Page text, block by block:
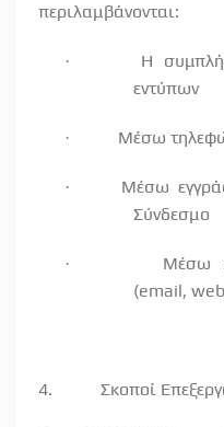
περιλαμβάνονται:
· Η
εντύπων
· Μέσω
· Μέσω
Σύνδεσμο
· Μέσω
(email,
4. Σκοποί